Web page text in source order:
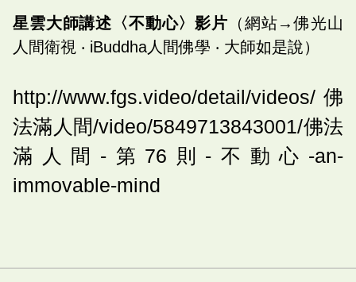
星雲大師講述〈不動心〉影片 （網站→佛光山
人間衛視 ‧ iBuddha人間佛學 ‧ 大師如是說）
http://www.fgs.video/detail/videos/佛
法滿人間/video/5849713843001/佛法
滿人間-第76則-不動心-an-
immovable-mind